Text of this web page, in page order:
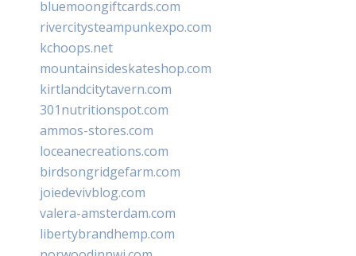
bluemoongiftcards.com
rivercitysteampunkexpo.com
kchoops.net
mountainsideskateshop.com
kirtlandcitytavern.com
301nutritionspot.com
ammos-stores.com
loceanecreations.com
birdsongridgefarm.com
joiedevivblog.com
valera-amsterdam.com
libertybrandhemp.com